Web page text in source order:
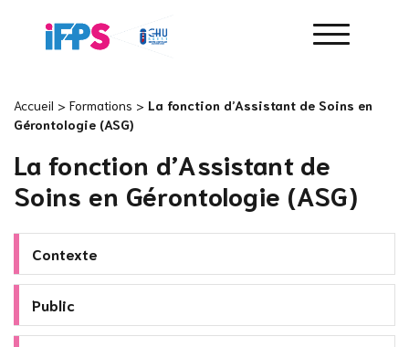
Accueil > Formations > La fonction d’Assistant de Soins en
Gérontologie (ASG)
La fonction d’Assistant de
Soins en Gérontologie (ASG)
Contexte
Public